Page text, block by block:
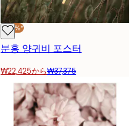
-40%*
분홍 양귀비 포스터
₩22,425から₩37,375